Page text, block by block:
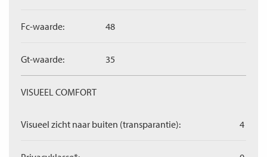
Fc-waarde: 48
Gt-waarde: 35
VISUEEL COMFORT
Visueel zicht naar buiten (transparantie): 4